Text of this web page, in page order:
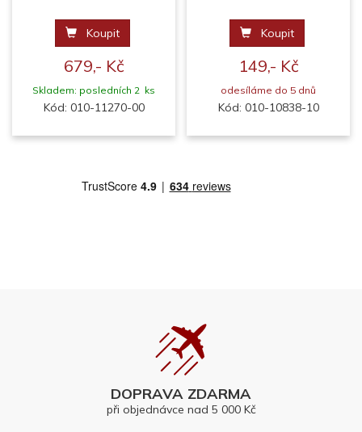
Koupit
679,- Kč
Skladem: posledních 2 ks
Kód: 010-11270-00
Koupit
149,- Kč
odesíláme do 5 dnů
Kód: 010-10838-10
DOPRAVA ZDARMA
při objednávce nad 5 000 Kč